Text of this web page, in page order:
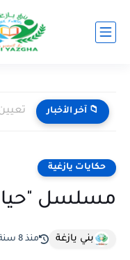
📁 آخر الأخبار
حكايات يازغية
مسلسل "حياة"
بني يازغة منذ 8 سنة